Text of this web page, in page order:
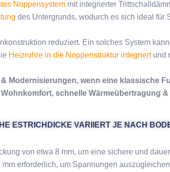
Noppensystem mit integrierter
des Untergrunds, wodurch es sich ideal für
reduziert. Ein solches System
Heizrohre in die Noppenstruktur integriertund
Modernisierungen, wenn eine klassische
schnelle Wärmeübertragung
ESTRICHDICKE VARIIERT JE NACH
von etwa 8 mm, um eine sichere und
erforderlich, um Spannungen